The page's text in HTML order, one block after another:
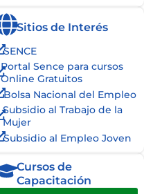
Sitios de Interés
SENCE
Portal Sence para cursos
Online Gratuitos
Bolsa Nacional del Empleo
Subsidio al Trabajo de la
Mujer
Subsidio al Empleo Joven
Cursos de
Capacitación